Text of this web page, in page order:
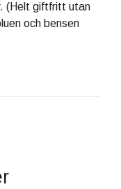
(Helt giftfritt utan
och bensen